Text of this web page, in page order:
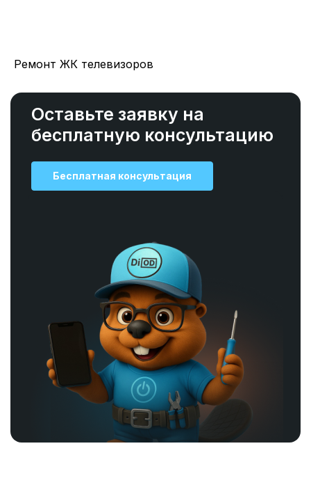
Ремонт ЖК телевизоров
Оставьте заявку на
бесплатную консультацию
Бесплатная консультация